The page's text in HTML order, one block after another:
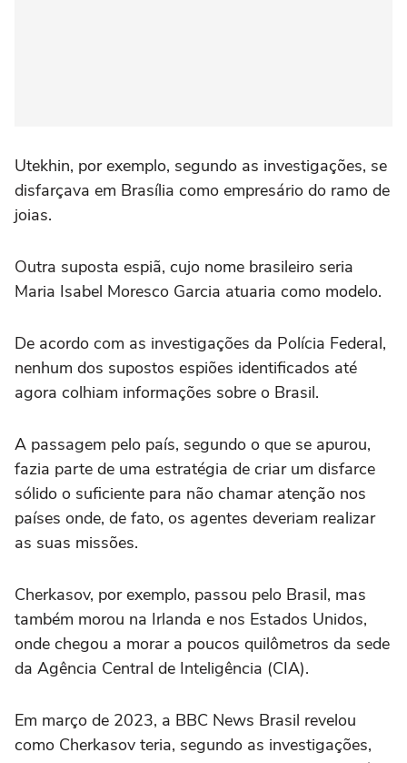
Utekhin, por exemplo, segundo as investigações, se
disfarçava em Brasília como empresário do ramo de
joias.
Outra suposta espiã, cujo nome brasileiro seria
Maria Isabel Moresco Garcia atuaria como modelo.
De acordo com as investigações da Polícia Federal,
nenhum dos supostos espiões identificados até
agora colhiam informações sobre o Brasil.
A passagem pelo país, segundo o que se apurou,
fazia parte de uma estratégia de criar um disfarce
sólido o suficiente para não chamar atenção nos
países onde, de fato, os agentes deveriam realizar
as suas missões.
Cherkasov, por exemplo, passou pelo Brasil, mas
também morou na Irlanda e nos Estados Unidos,
onde chegou a morar a poucos quilômetros da sede
da Agência Central de Inteligência (CIA).
Em março de 2023, a BBC News Brasil revelou
como Cherkasov teria, segundo as investigações,